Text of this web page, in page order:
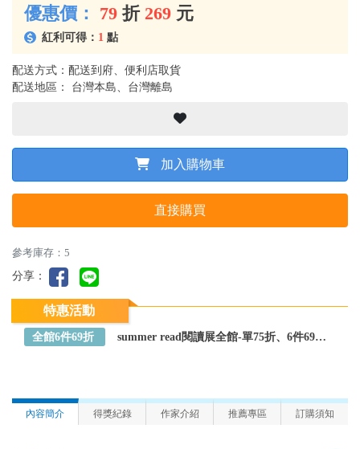
優惠價： 79 折 269 元
紅利可得： 1 點
配送方式：配送到府、便利店取貨
配送地區： 台灣本島、台灣離島
加入購物車
直接購買
參考庫存：5
分享：
特惠活動
全館6件69折 summer read閱讀展全館-單75折、6件69折～全館任選
內容簡介 得獎紀錄 作家介紹 推薦專區 訂購須知